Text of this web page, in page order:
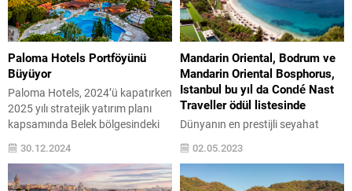
Paloma Hotels Portföyünü
Büyüyor
Paloma Hotels, 2024’ü kapatırken
2025 yılı stratejik yatırım planı
kapsamında Belek bölgesindeki
yeni yatırım haberini partnerleriyle
paylaştı. Grubun, 24 Aralık 2024
tarihinde resmi olarak
devraldığı Cornelia De
30.12.2024
Mandarin Oriental, Bodrum ve
Mandarin Oriental Bosphorus,
Istanbul bu yıl da Condé Nast
Traveller ödül listesinde
Dünyanın en prestijli seyahat
platformlarından Condé Nast
Traveller, her yıl düzenlediği
“Readers’ Choice Awards”
ödüllerine Mandarin Oriental,
02.05.2023